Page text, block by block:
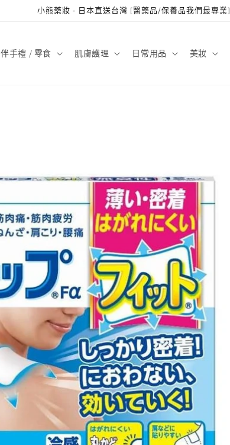
小熊藥妝 - 日本直送台灣 [醫藥品/保養品我們最專業]
伴手禮 / 零食 肌膚護理 日常用品 美妝